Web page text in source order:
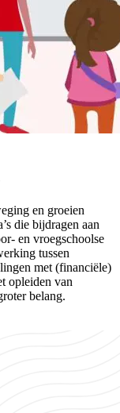
en groeien
die bijdragen aan
en vroegschoolse
tussen
met (financiële)
opleiden van
belang.